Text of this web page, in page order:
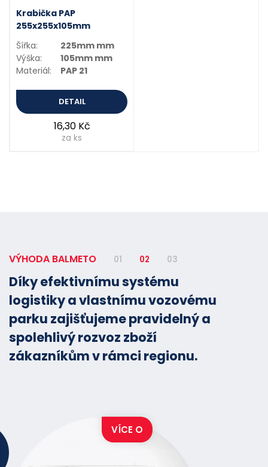
Krabička PAP
255x255x105mm
Šířka:
225mm mm
Výška:
105mm mm
Materiál:
PAP 21
DETAIL
16,30 Kč
za ks
VÝHODA BALMETO 01 02 03
Díky efektivnímu systému
logistiky a vlastnímu vozovému
parku zajišťujeme pravidelný a
spolehlivý rozvoz zboží
zákazníkům v rámci regionu.
Možnost zdarma vrátit námi
dodané přepravní a skupinové
obaly po předchozí písemné
žádosti. Veškeré náklady na
přepravu hradí BALMETO.
VÍCE O